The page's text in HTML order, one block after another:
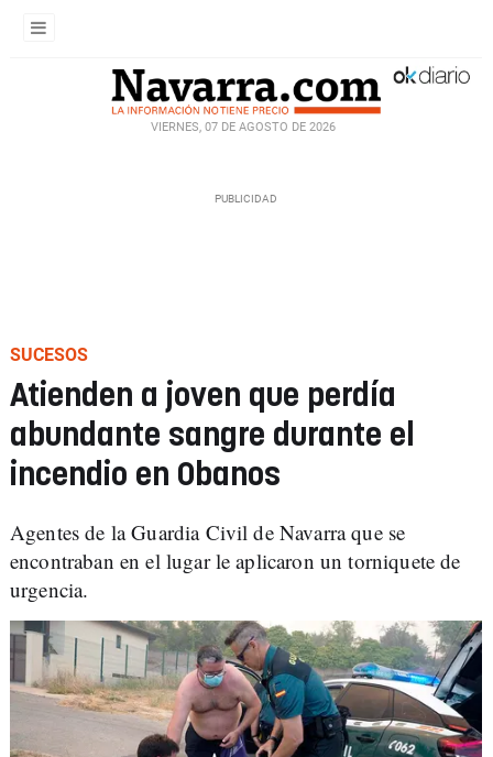
VIERNES, 07 DE AGOSTO DE 2026
SUCESOS
Atienden a joven que perdía
abundante sangre durante el
incendio en Obanos
Agentes de la Guardia Civil de Navarra que se
encontraban en el lugar le aplicaron un torniquete de
urgencia.